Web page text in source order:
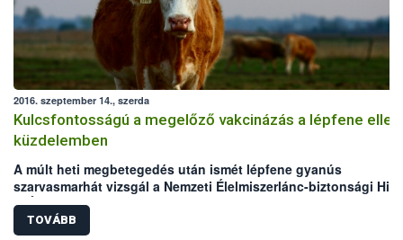
2016. szeptember 14., szerda
Kulcsfontosságú a megelőző vakcinázás a lépfene elleni
küzdelemben
A múlt heti megbetegedés után ismét lépfene gyanús
szarvasmarhát vizsgál a Nemzeti Élelmiszerlánc-biztonsági
(NÉBIH) laboratóriuma. Mindkét eset Békés megyei, legelőn
szarvasmarha állományokat érint. Bár az elmúlt években
TOVÁBB